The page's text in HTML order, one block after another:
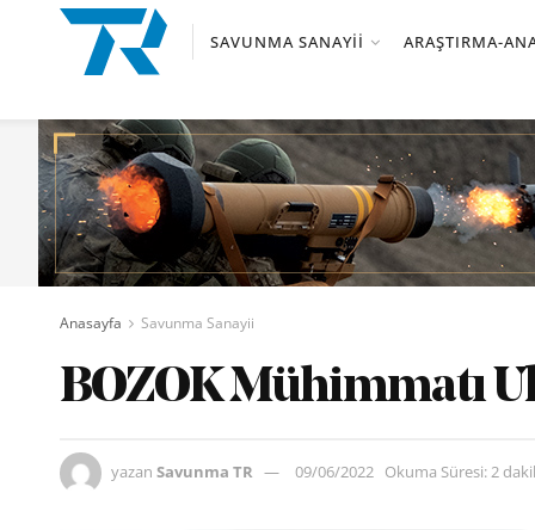
SAVUNMA SANAYII ARAŞTIRMA-
Anasayfa Savunma Sanayii
BOZOK Mühimmatı
yazan Savunma TR 09/06/2022 Okuma Süresi: 2